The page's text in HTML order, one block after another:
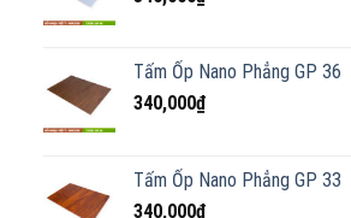
Tấm Ốp Nano Phẳng GP 36
340,000₫
Tấm Ốp Nano Phẳng GP 33
340,000₫